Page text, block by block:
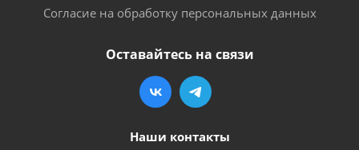
Согласие на обработку персональных данных
Оставайтесь на связи
Наши контакты